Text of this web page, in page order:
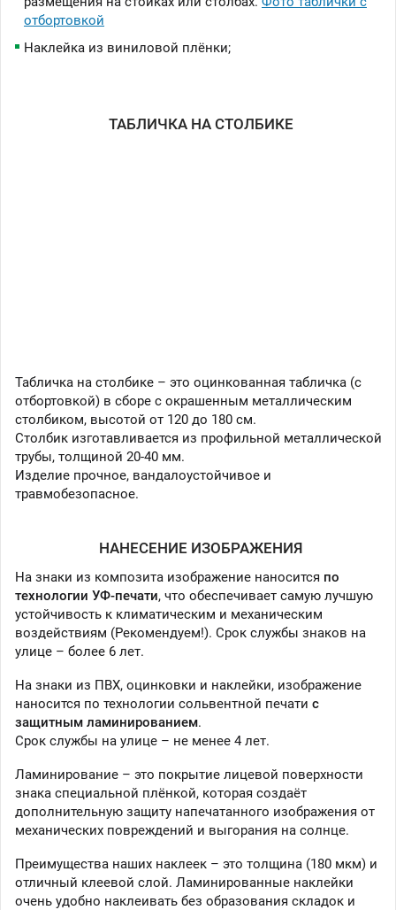
отбортовкой
Наклейка из виниловой плёнки;
ТАБЛИЧКА НА СТОЛБИКЕ
Табличка на столбике – это оцинкованная табличка (с
отбортовкой) в сборе с окрашенным металлическим
столбиком, высотой от 120 до 180 см.
Столбик изготавливается из профильной металлической
трубы, толщиной 20-40 мм.
Изделие прочное, вандалоустойчивое и
травмобезопасное.
НАНЕСЕНИЕ ИЗОБРАЖЕНИЯ
На знаки из композита изображение наносится по
технологии УФ-печати, что обеспечивает самую лучшую
устойчивость к климатическим и механическим
воздействиям (Рекомендуем!). Срок службы знаков на
улице – более 6 лет.
На знаки из ПВХ, оцинковки и наклейки, изображение
наносится по технологии сольвентной печати с
защитным ламинированием.
Срок службы на улице – не менее 4 лет.
Ламинирование – это покрытие лицевой поверхности
знака специальной плёнкой, которая создаёт
дополнительную защиту напечатанного изображения от
механических повреждений и выгорания на солнце.
Преимущества наших наклеек – это толщина (180 мкм) и
отличный клеевой слой. Ламинированные наклейки
очень удобно наклеивать без образования складок и